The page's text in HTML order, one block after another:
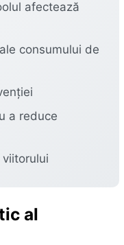
afectează
consumului de
a reduce
viitorului
al